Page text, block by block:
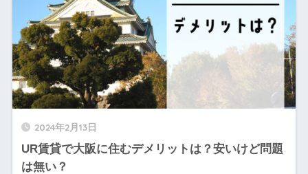
2024年2月13日
UR賃貸で大阪に住むデメリットは？安いけど問題
は無い？